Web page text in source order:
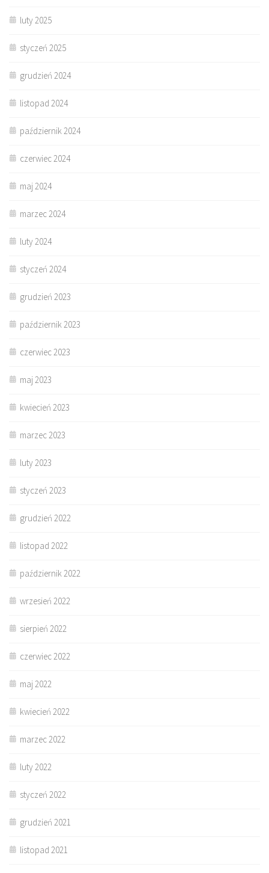
luty 2025
styczeń 2025
grudzień 2024
listopad 2024
październik 2024
czerwiec 2024
maj 2024
marzec 2024
luty 2024
styczeń 2024
grudzień 2023
październik 2023
czerwiec 2023
maj 2023
kwiecień 2023
marzec 2023
luty 2023
styczeń 2023
grudzień 2022
listopad 2022
październik 2022
wrzesień 2022
sierpień 2022
czerwiec 2022
maj 2022
kwiecień 2022
marzec 2022
luty 2022
styczeń 2022
grudzień 2021
listopad 2021